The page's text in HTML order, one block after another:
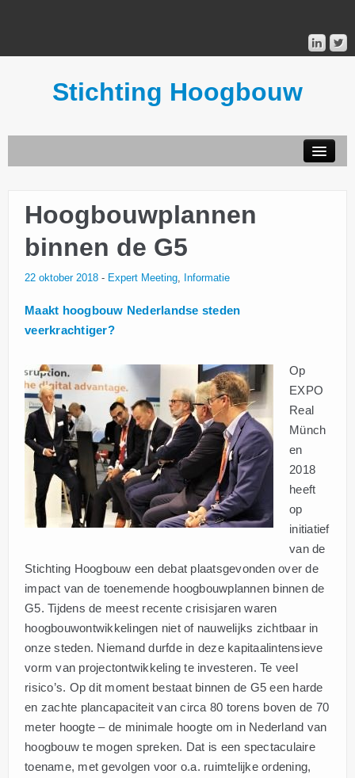
Stichting Hoogbouw
PUBLICATIES
DONATEURS
Hoogbouwplannen
binnen de G5
22 oktober 2018 - Expert Meeting, Informatie
Maakt hoogbouw Nederlandse steden
veerkrachtiger?
Op
EXPO
Real
Münch
en
2018
heeft
op
initiatief
van de
Stichting Hoogbouw een debat plaatsgevonden over de
impact van de toenemende hoogbouwplannen binnen de
G5. Tijdens de meest recente crisisjaren waren
hoogbouwontwikkelingen niet of nauwelijks zichtbaar in
onze steden. Niemand durfde in deze kapitaalintensieve
vorm van projectontwikkeling te investeren. Te veel
risico’s. Op dit moment bestaat binnen de G5 een harde
en zachte plancapaciteit van circa 80 torens boven de 70
meter hoogte – de minimale hoogte om in Nederland van
hoogbouw te mogen spreken. Dat is een spectaculaire
toename, met gevolgen voor o.a. ruimtelijke ordening,